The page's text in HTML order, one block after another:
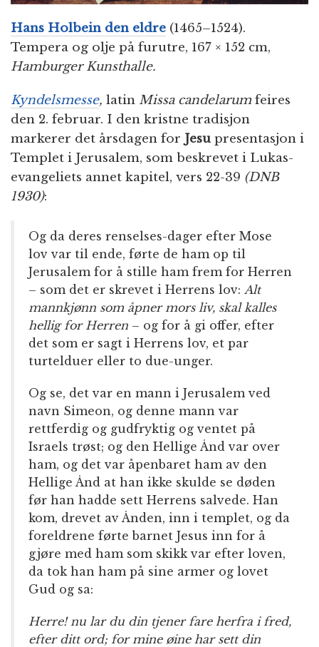
Hans Holbein den eldre (1465–1524).
Tempera og olje på furutre, 167 × 152 cm,
Hamburger Kunsthalle.
Kyndelsmesse, latin Missa candelarum feires
den 2. februar. I den kristne tradisjon
markerer det årsdagen for Jesu presentasjon i
Templet i Jerusalem, som beskrevet i Lukas-
evangeliets annet kapitel, vers 22-39 (DNB
1930):
Og da deres renselses-dager efter Mose
lov var til ende, førte de ham op til
Jerusalem for å stille ham frem for Herren
– som det er skrevet i Herrens lov: Alt
mannkjønn som åpner mors liv, skal kalles
hellig for Herren – og for å gi offer, efter
det som er sagt i Herrens lov, et par
turtelduer eller to due-unger.
Og se, det var en mann i Jerusalem ved
navn Simeon, og denne mann var
rettferdig og gudfryktig og ventet på
Israels trøst; og den Hellige Ånd var over
ham, og det var åpenbaret ham av den
Hellige Ånd at han ikke skulde se døden
før han hadde sett Herrens salvede. Han
kom, drevet av Ånden, inn i templet, og da
foreldrene førte barnet Jesus inn for å
gjøre med ham som skikk var efter loven,
da tok han ham på sine armer og lovet
Gud og sa:
Herre! nu lar du din tjener fare herfra i fred,
efter ditt ord; for mine øine har sett din